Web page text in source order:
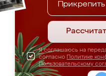
Я соглашаюсь на
согласно Политике
Пользовательскому